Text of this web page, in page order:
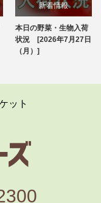
新着情報
ブログ
本日の野菜・生物入荷
状況 [2026年7月27日
（月）]
ット